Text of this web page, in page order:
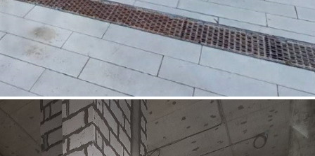
Аренда
Жилой дом